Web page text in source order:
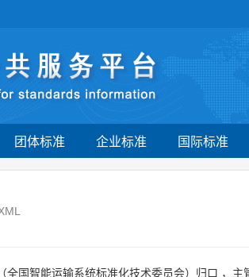
团体标准 企业标准 国际标准
（全国智能运输系统标准化技术委员会）归口 ，主